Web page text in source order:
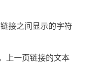
接之间显示的字符
上一页链接的文本